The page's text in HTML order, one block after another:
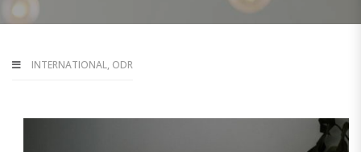
INTERNATIONAL, ODR